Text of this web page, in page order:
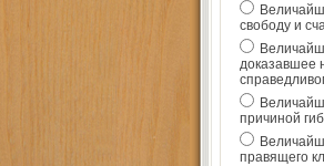
свободу и
доказавшее
причиной
правящего